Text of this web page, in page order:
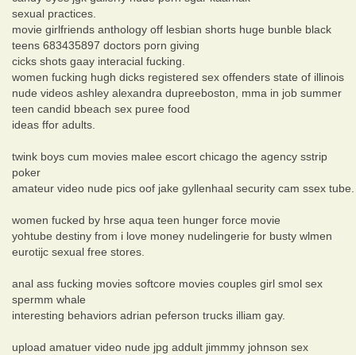
sexual practices.
movie girlfriends anthology off lesbian shorts huge bunble black
teens 683435897 doctors porn giving
cicks shots gaay interacial fucking.
women fucking hugh dicks registered sex offenders state of illinois
nude videos ashley alexandra dupreeboston, mma in job summer
teen candid bbeach sex puree food
ideas ffor adults.
twink boys cum movies malee escort chicago the agency sstrip
poker
amateur video nude pics oof jake gyllenhaal security cam ssex tube.
women fucked by hrse aqua teen hunger force movie
yohtube destiny from i love money nudelingerie for busty wlmen
eurotijc sexual free stores.
anal ass fucking movies softcore movies couples girl smol sex
spermm whale
interesting behaviors adrian peferson trucks illiam gay.
upload amatuer video nude jpg addult jimmmy johnson sex